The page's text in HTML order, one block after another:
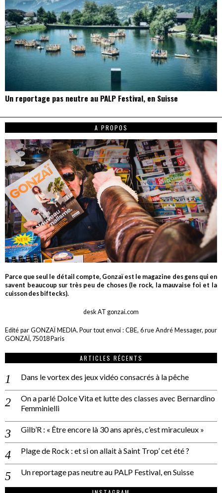
Un reportage pas neutre au PALP Festival, en Suisse
A PROPOS
Parce que seul le détail compte, Gonzaï est le magazine des gens qui en
savent beaucoup sur très peu de choses (le rock, la mauvaise foi et la
cuisson des biftecks).
desk AT gonzai.com
Edité par GONZAÏ MEDIA. Pour tout envoi : CBE, 6 rue André Messager, pour
GONZAÏ, 75018 Paris
ARTICLES RÉCENTS
Dans le vortex des jeux vidéo consacrés à la pêche
On a parlé Dolce Vita et lutte des classes avec Bernardino
Femminielli
Gilb’R : « Être encore là 30 ans après, c’est miraculeux »
Plage de Rock : et si on allait à Saint Trop’ cet été ?
Un reportage pas neutre au PALP Festival, en Suisse